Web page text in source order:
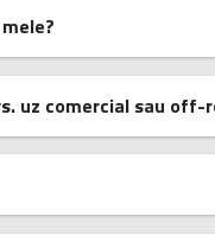
uz comercial sau off-